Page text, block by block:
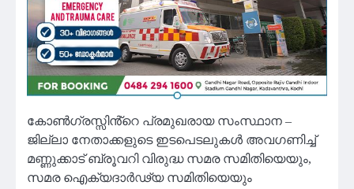
കോൺഗ്രസ്സിൻ്റെ പ്രമുഖരായ സംസ്ഥാന –
ജില്ലാ നേതാക്കളുടെ ഇടപെടലുകൾ അവഗണിച്ച്
മണ്ണുക്കാട് ബ്രൂവറി വിരുദ്ധ സമര സമിതിയെയും,
സമര ഐക്യദാർഢ്യ സമിതിയെയും